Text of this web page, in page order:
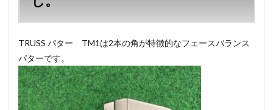
TRUSS パター TM1は2本の角が特徴的なフェースバランス
パターです。